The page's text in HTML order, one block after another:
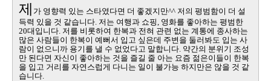
제 가 영향력 있는 스타였다면 더 좋겠지만^^ 저의 평범함이 더 설
득력 있을 것 같습니다 저는 여행과 쇼핑 영화를 좋아하는 평범한
20대입니다 저를 비롯하여 한복과 전혀 관련 없는 계통에 종사하는
많은 사람들이 한복이 예뻐서 입고 싶은데 주변을 둘러봐도 입는 사
람이 없으니까 용기를 낼 수 없었다고 말합니다 약간의 분위기 조성
만 된다면 자신이 좋아하는 것을 즐길 줄 아는 요즘 젊은이들이 한복
을 입고 거리를 자연스럽게 다니는 일이 불가능 하지만은 않을 것 같
습니다